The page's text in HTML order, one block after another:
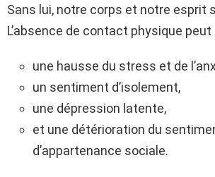
Sans lui, notre corps et notre esprit
L’absence de contact physique
une hausse du stress et de
un sentiment d’isolement,
une dépression latente,
et une détérioration du
d’appartenance sociale.